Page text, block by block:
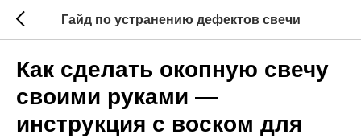
Гайд по устранению дефектов свечи
Как сделать окопную свечу
своими руками —
инструкция с воском для